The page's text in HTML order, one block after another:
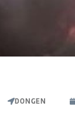
DONGEN